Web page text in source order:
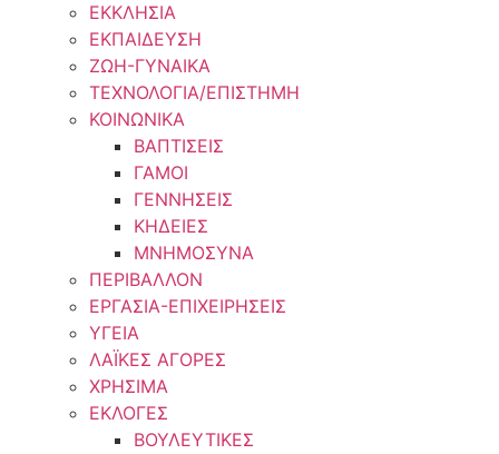
ΕΚΚΛΗΣΙΑ
ΕΚΠΑΙΔΕΥΣΗ
ΖΩΗ-ΓΥΝΑΙΚΑ
ΤΕΧΝΟΛΟΓΙΑ/ΕΠΙΣΤΗΜΗ
ΚΟΙΝΩΝΙΚΑ
ΒΑΠΤΙΣΕΙΣ
ΓΑΜΟΙ
ΓΕΝΝΗΣΕΙΣ
ΚΗΔΕΙΕΣ
ΜΝΗΜΟΣΥΝΑ
ΠΕΡΙΒΑΛΛΟΝ
ΕΡΓΑΣΙΑ-ΕΠΙΧΕΙΡΗΣΕΙΣ
ΥΓΕΙΑ
ΛΑΪΚΕΣ ΑΓΟΡΕΣ
ΧΡΗΣΙΜΑ
ΕΚΛΟΓΕΣ
ΒΟΥΛΕΥΤΙΚΕΣ